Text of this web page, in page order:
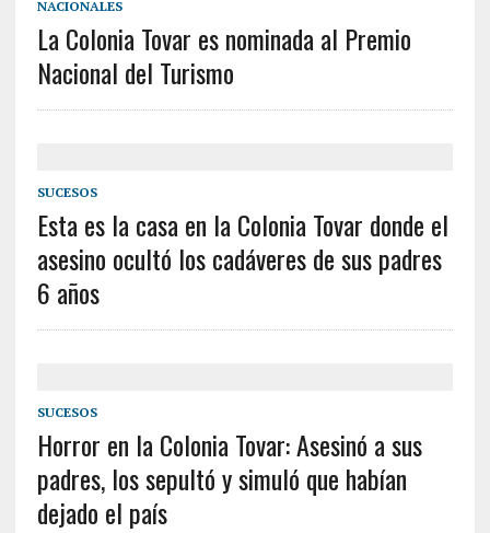
NACIONALES
La Colonia Tovar es nominada al Premio
Nacional del Turismo
SUCESOS
Esta es la casa en la Colonia Tovar donde el
asesino ocultó los cadáveres de sus padres
6 años
SUCESOS
Horror en la Colonia Tovar: Asesinó a sus
padres, los sepultó y simuló que habían
dejado el país